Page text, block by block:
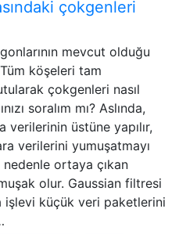
çokgenleri
mevcut olduğu
köşeleri tam
çokgenleri nasıl
soralım mı? Aslında,
verilerinin üstüne yapılır,
verilerini yumuşatmayı
ortaya çıkan
olur. Gaussian filtresi
işlevi küçük veri paketlerini